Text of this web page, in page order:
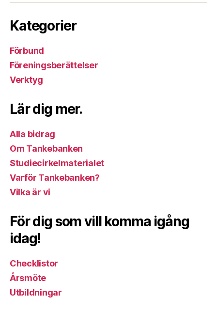
Kategorier
Förbund
Föreningsberättelser
Verktyg
Lär dig mer.
Alla bidrag
Om Tankebanken
Studiecirkelmaterialet
Varför Tankebanken?
Vilka är vi
För dig som vill komma igång
idag!
Checklistor
Årsmöte
Utbildningar